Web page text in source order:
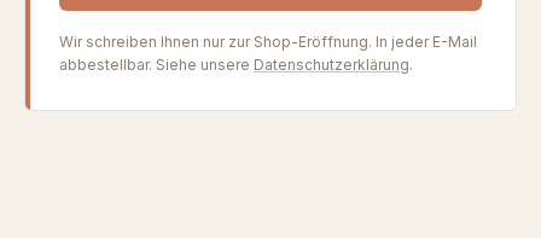
Wir schreiben Ihnen nur zur Shop-Eröffnung. In jeder E-Mail
abbestellbar. Siehe unsere Datenschutzerklärung.